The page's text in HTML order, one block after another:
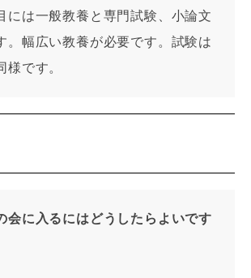
には一般教養と専門試験、小論文
。幅広い教養が必要です。試験は
様です。
会に入るにはどうしたらよいです